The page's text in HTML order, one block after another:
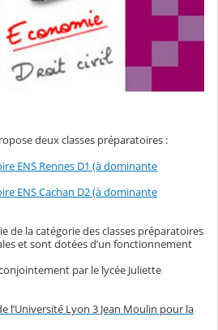
deux classes préparatoires :
ENS Rennes D1 (à dominante
ENS Cachan D2 (à dominante
de la catégorie des classes préparatoires
et sont dotées d’un fonctionnement
par le lycée Juliette
l’Université Lyon 3 Jean Moulin pour la